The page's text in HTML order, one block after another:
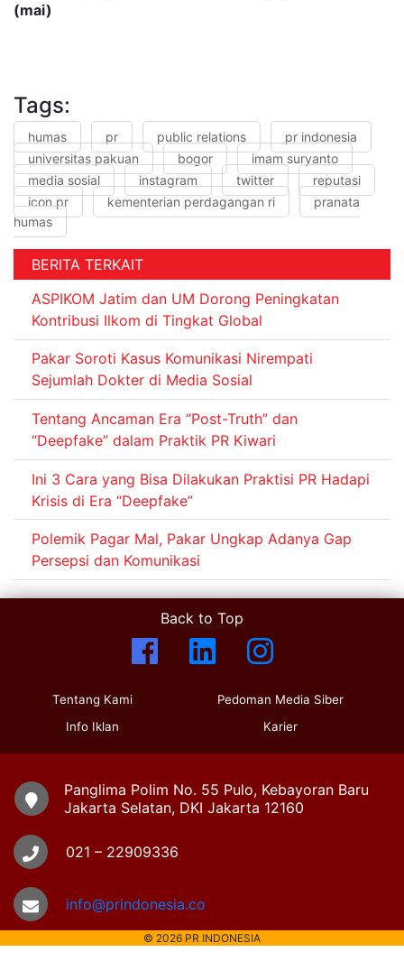
(mai)
Tags:
humas pr public relations
pr indonesia
universitas pakuan
bogor
imam suryanto
media sosial
instagram twitter
reputasi
icon pr
kementerian perdagangan ri
pranata
humas
BERITA TERKAIT
ASPIKOM Jatim dan UM Dorong Peningkatan
Kontribusi Ilkom di Tingkat Global
Pakar Soroti Kasus Komunikasi Nirempati
Sejumlah Dokter di Media Sosial
Tentang Ancaman Era “Post-Truth” dan
“Deepfake” dalam Praktik PR Kiwari
Ini 3 Cara yang Bisa Dilakukan Praktisi PR Hadapi
Krisis di Era “Deepfake”
Polemik Pagar Mal, Pakar Ungkap Adanya Gap
Persepsi dan Komunikasi
Back to Top
Tentang Kami
Info Iklan
Pedoman Media Siber
Karier
Panglima Polim No. 55 Pulo, Kebayoran Baru
Jakarta Selatan, DKI Jakarta 12160
021 – 22909336
info@prindonesia.co
© 2026 PR INDONESIA